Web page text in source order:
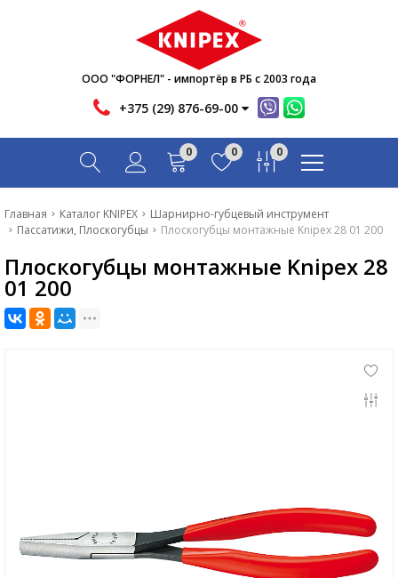
ООО "ФОРНЕЛ" - импортёр в РБ с 2003 года
+375 (29) 876-69-00
Каталог
Новости
0 0 0
Главная Каталог KNIPEX
Шарнирно-губцевый инструмент
Пассатижи, Плоскогубцы
Плоскогубцы монтажные Knipex 28 01 200
Плоскогубцы монтажные Knipex 28
01 200
Новости
Акции
Инфо
Контакты
Вопрос-ответ